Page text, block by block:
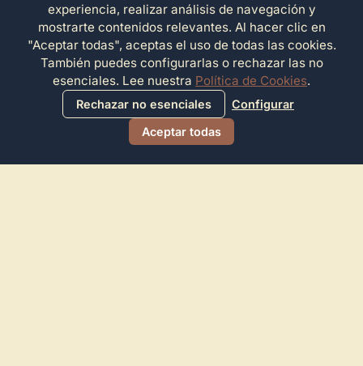
experiencia, realizar análisis de navegación y
mostrarte contenidos relevantes. Al hacer clic en
"Aceptar todas", aceptas el uso de todas las cookies.
También puedes configurarlas o rechazar las no
esenciales. Lee nuestra Política de Cookies.
Rechazar no esenciales
Configurar
Aceptar todas